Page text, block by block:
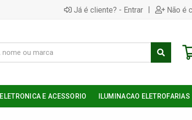
Já é cliente? - Entrar | Não é
ELETRONICA E ACESSORIO ILUMINACAO ELETROFARIAS